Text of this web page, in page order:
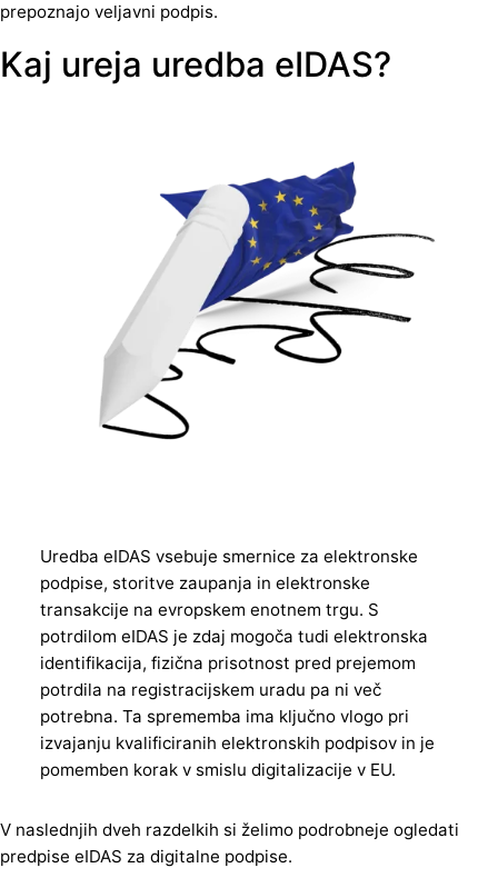
prepoznajo veljavni podpis.
Kaj ureja uredba eIDAS?
Uredba eIDAS vsebuje smernice za elektronske
podpise, storitve zaupanja in elektronske
transakcije na evropskem enotnem trgu. S
potrdilom eIDAS je zdaj mogoča tudi elektronska
identifikacija, fizična prisotnost pred prejemom
potrdila na registracijskem uradu pa ni več
potrebna. Ta sprememba ima ključno vlogo pri
izvajanju kvalificiranih elektronskih podpisov in je
pomemben korak v smislu digitalizacije v EU.
V naslednjih dveh razdelkih si želimo podrobneje ogledati
predpise eIDAS za digitalne podpise.